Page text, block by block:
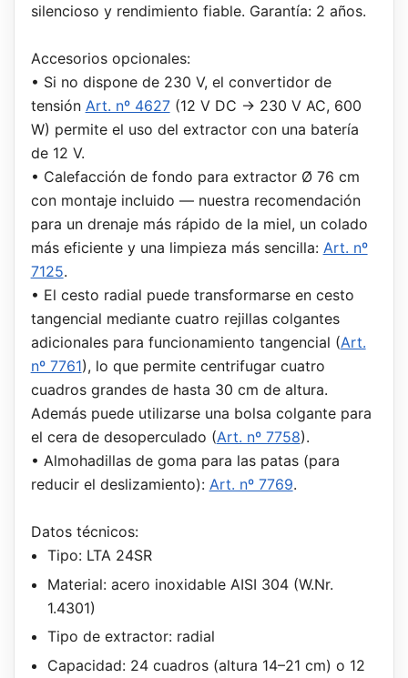
silencioso y rendimiento fiable. Garantía: 2 años.
Accesorios opcionales:
• Si no dispone de 230 V, el convertidor de
tensión Art. nº 4627(12 V DC → 230 V AC, 600
W) permite el uso del extractor con una batería
de 12 V.
• Calefacción de fondo para extractor Ø 76 cm
con montaje incluido — nuestra recomendación
para un drenaje más rápido de la miel, un colado
más eficiente y una limpieza más sencilla: Art. nº
7125.
• El cesto radial puede transformarse en cesto
tangencial mediante cuatro rejillas colgantes
adicionales para funcionamiento tangencial (Art.
nº 7761), lo que permite centrifugar cuatro
cuadros grandes de hasta 30 cm de altura.
Además puede utilizarse una bolsa colgante para
el cera de desoperculado (Art. nº 7758).
• Almohadillas de goma para las patas (para
reducir el deslizamiento): Art. nº 7769.
Datos técnicos:
Tipo: LTA 24SR
Material: acero inoxidable AISI 304 (W.Nr.
1.4301)
Tipo de extractor: radial
Capacidad: 24 cuadros (altura 14–21 cm) o 12